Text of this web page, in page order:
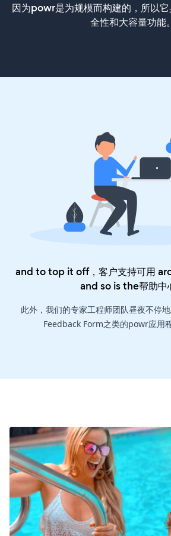
因为powr是为规模而构建的，所以
全性和大容量功能。
and to top it off，客户支持可用
and so is the帮助中
此外，我们的专家工程师团队昼夜不停
Feedback Form之类的powr应用